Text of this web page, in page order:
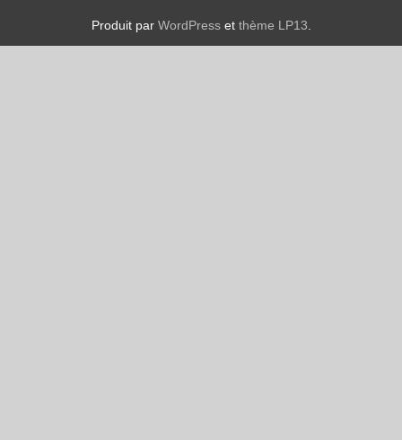
Produit par WordPresset thème LP13